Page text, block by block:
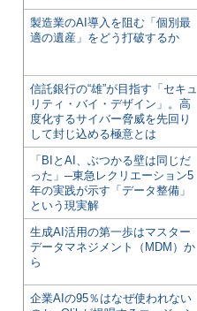
製造業のAI導入を阻む「個別最
適の遺産」をどう打破するか
信託銀行の“雄”が目指す「セキュ
リティ・バイ・デザイン」。高
度化するサイバー脅威を先回り
して封じ込める極意とは
「BIとAI、ぶつかる壁は同じだ
った」─東急レクリエーション5
年の実践が示す「データ整備」
という現実解
生成AI活用の第一歩はマスター
データマネジメント（MDM）か
ら
企業AIの95％はなぜ使われない